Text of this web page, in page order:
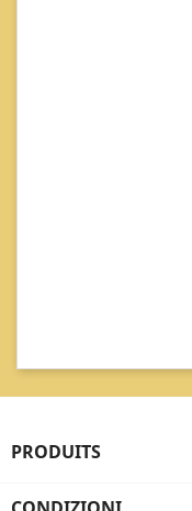
PRODUITS